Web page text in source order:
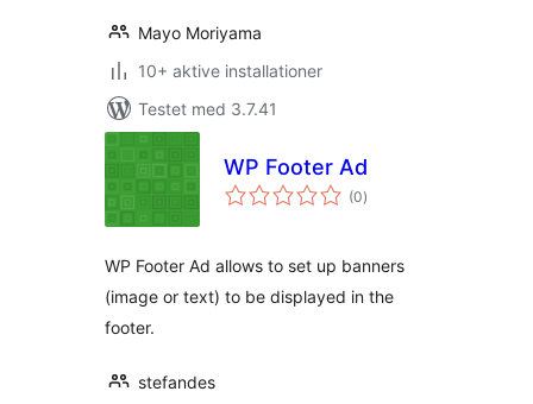
Mayo Moriyama
10+ aktive installationer
Testet med 3.7.41
WP Footer Ad
(0totale
bedømmelser
)
WP Footer Ad allows to set up banners
(image or text) to be displayed in the
footer.
stefandes